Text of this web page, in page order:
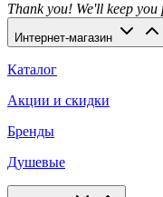
Thank you! We'll keep you
Интернет-магазин
Каталог
Акции и скидки
Бренды
Душевые